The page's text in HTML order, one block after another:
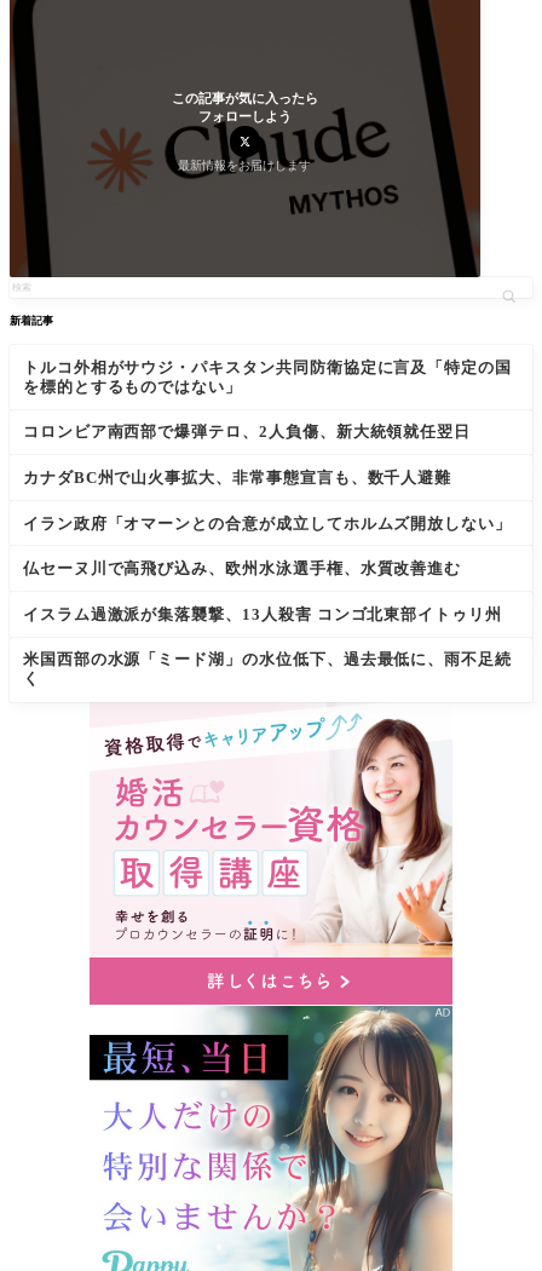
この記事が気に入ったら
フォローしよう
最新情報をお届けします
新着記事
トルコ外相がサウジ・パキスタン共同防衛協定に言及「特定の国
を標的とするものではない」
コロンビア南西部で爆弾テロ、2人負傷、新大統領就任翌日
カナダBC州で山火事拡大、非常事態宣言も、数千人避難
イラン政府「オマーンとの合意が成立してホルムズ開放しない」
仏セーヌ川で高飛び込み、欧州水泳選手権、水質改善進む
イスラム過激派が集落襲撃、13人殺害 コンゴ北東部イトゥリ州
米国西部の水源「ミード湖」の水位低下、過去最低に、雨不足続
く